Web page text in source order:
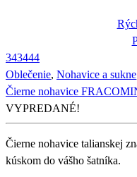
343444
Oblečenie, Nohavice a sukne
Čierne nohavice
VYPREDANÉ!
Čierne nohavice talianskej
kúskom do vášho šatníka.